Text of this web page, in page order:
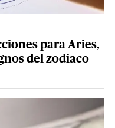
para Aries,
del zodiaco